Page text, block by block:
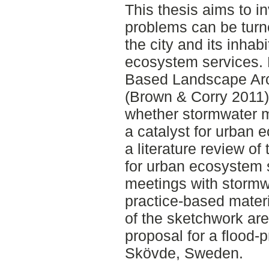
This thesis aims to
problems can be
the city and its
ecosystem services.
Based Landscape
(Brown & Corry
whether stormwater
a catalyst for urban
a literature review of
for urban ecosystem
meetings with
practice-based
of the sketchwork
proposal for a flood-
Skövde, Sweden.